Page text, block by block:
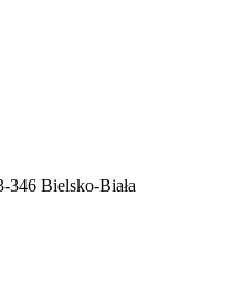
346 Bielsko-Biała